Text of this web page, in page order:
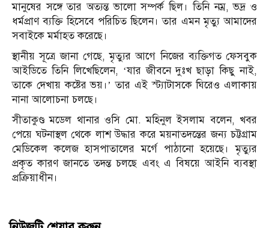
মানুষের সঙ্গে তার অত্যন্ত ভালো সম্পর্ক ছিল। তিনি নম্র, ভদ্র ও
ধর্মপ্রাণ ব্যক্তি হিসেবে পরিচিত ছিলেন। তার এমন মৃত্যু আমাদের
সবাইকে মর্মাহত করেছে।
স্থানীয় সূত্রে জানা গেছে, মৃত্যুর আগে নিজের ব্যক্তিগত ফেসবুক
আইডিতে তিনি লিখেছিলেন, ‘যার জীবনে দুঃখ ছাড়া কিছু নাই,
তাকে দেখায় কষ্টের ভয়।’ তার এই স্ট্যাটাসকে ঘিরেও এলাকায়
নানা আলোচনা চলছে।
সীতাকুণ্ড মডেল থানার ওসি মো. মহিনুল ইসলাম বলেন, খবর
পেয়ে ঘটনাস্থল থেকে লাশ উদ্ধার করে ময়নাতদন্তের জন্য চট্টগ্রাম
মেডিকেল কলেজ হাসপাতালের মর্গে পাঠানো হয়েছে। মৃত্যুর
প্রকৃত কারণ জানতে তদন্ত চলছে এবং এ বিষয়ে আইনি ব্যবস্থা
প্রক্রিয়াধীন।